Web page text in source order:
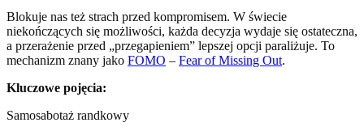
Blokuje nas też strach przed kompromisem. W świecie
niekończących się możliwości, każda decyzja wydaje się ostateczna,
a przerażenie przed „przegapieniem” lepszej opcji paraliżuje. To
mechanizm znany jako FOMO – Fear of Missing Out.
Kluczowe pojęcia:
Samosabotaż randkowy